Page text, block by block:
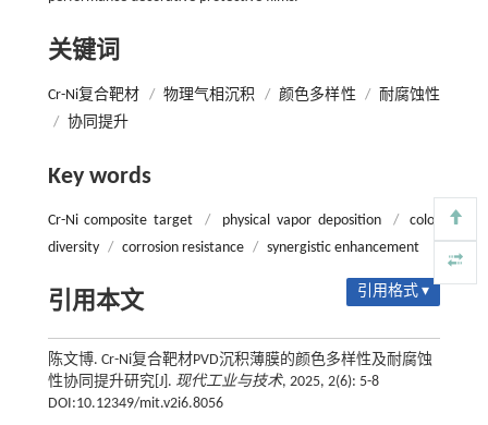
关键词
Cr-Ni复合靶材 / 物理气相沉积 / 颜色多样性 /
耐腐蚀性
/ 协同提升
Key words
Cr-Ni composite target / physical vapor deposition /
color
diversity / corrosion resistance / synergistic enhancement
引用本文 引用格式 ▾
陈文博. Cr-Ni复合靶材PVD沉积薄膜的颜色多样性及耐腐蚀
性协同提升研究[J]. 现代工业与技术, 2025, 2(6): 5-8
DOI:10.12349/mit.v2i6.8056